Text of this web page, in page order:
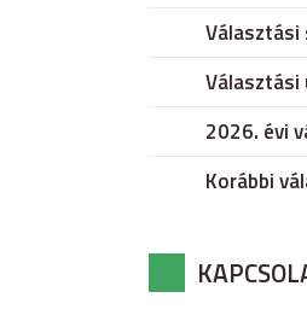
Választási
Választási
2026. évi
Korábbi